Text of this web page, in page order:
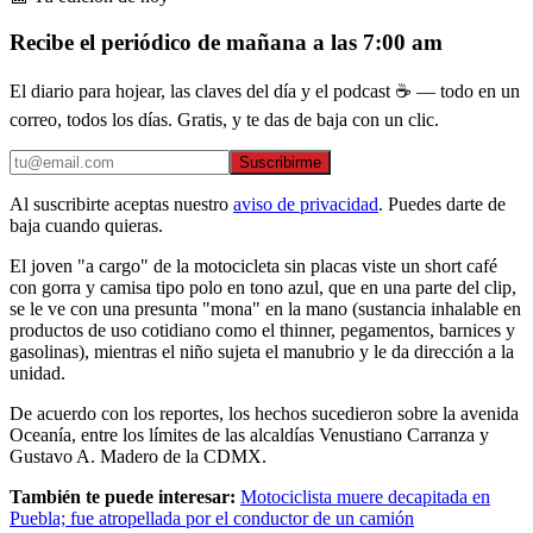
Recibe el periódico de mañana a las 7:00 am
El diario para hojear, las claves del día y el podcast ☕ — todo en un
correo, todos los días. Gratis, y te das de baja con un clic.
Suscribirme
Al suscribirte aceptas nuestro aviso de privacidad. Puedes darte de
baja cuando quieras.
El joven "a cargo" de la motocicleta sin placas viste un short café
con gorra y camisa tipo polo en tono azul, que en una parte del clip,
se le ve con una presunta "mona" en la mano (sustancia inhalable en
productos de uso cotidiano como el thinner, pegamentos, barnices y
gasolinas), mientras el niño sujeta el manubrio y le da dirección a la
unidad.
De acuerdo con los reportes, los hechos sucedieron sobre la avenida
Oceanía, entre los límites de las alcaldías Venustiano Carranza y
Gustavo A. Madero de la CDMX.
También te puede interesar: Motociclista muere decapitada en
Puebla; fue atropellada por el conductor de un camión